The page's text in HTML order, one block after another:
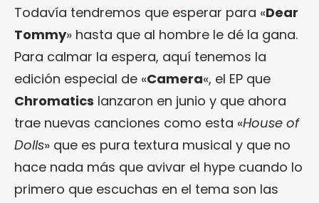
Todavía tendremos que esperar para «Dear
Tommy» hasta que al hombre le dé la gana.
Para calmar la espera, aquí tenemos la
edición especial de «Camera«, el EP que
Chromatics lanzaron en junio y que ahora
trae nuevas canciones como esta «House of
Dolls» que es pura textura musical y que no
hace nada más que avivar el hype cuando lo
primero que escuchas en el tema son las